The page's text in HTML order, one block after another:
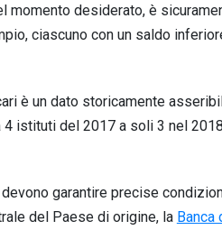
desiderato, è
ciascuno con un saldo
è un dato storicamente
istituti del 2017 a soli 3 nel
garantire precise
del Paese di origine, la Banca